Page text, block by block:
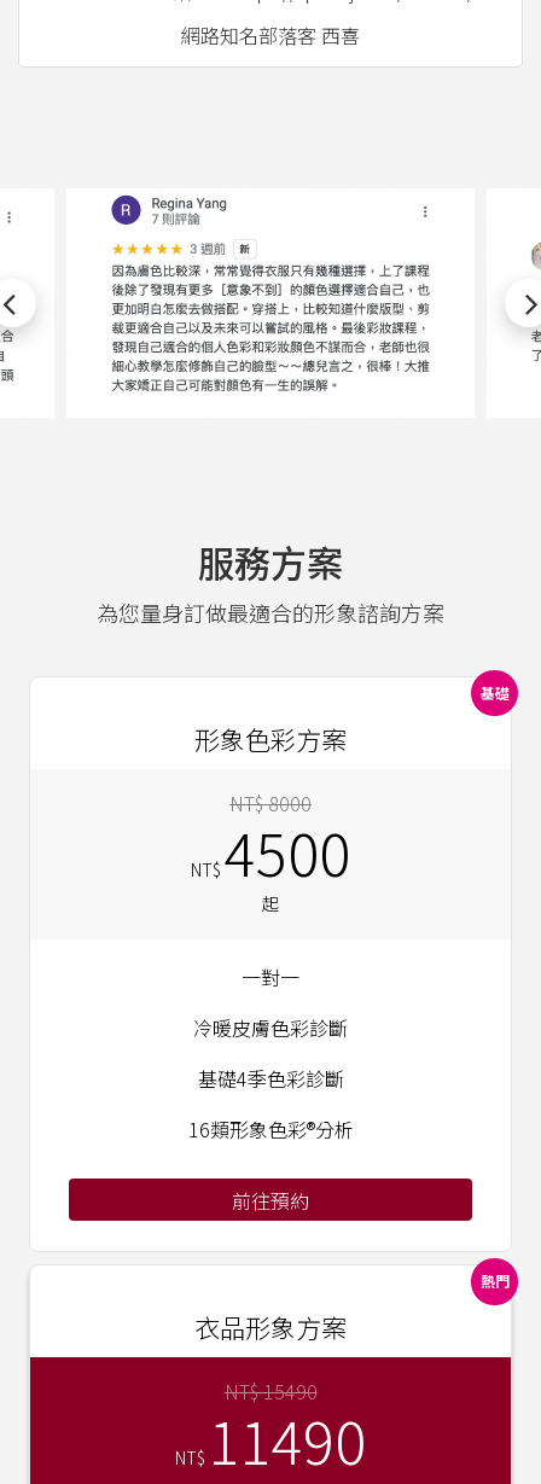
網路知名部落客 西喜
服務方案
為您量身訂做最適合的形象諮詢方案
基礎
形象色彩方案
NT$ 8000
NT$ 4500
起
一對一
冷暖皮膚色彩診斷
基礎4季色彩診斷
16類形象色彩®分析
前往預約
熱門
衣品形象方案
NT$ 15490
NT$ 11490